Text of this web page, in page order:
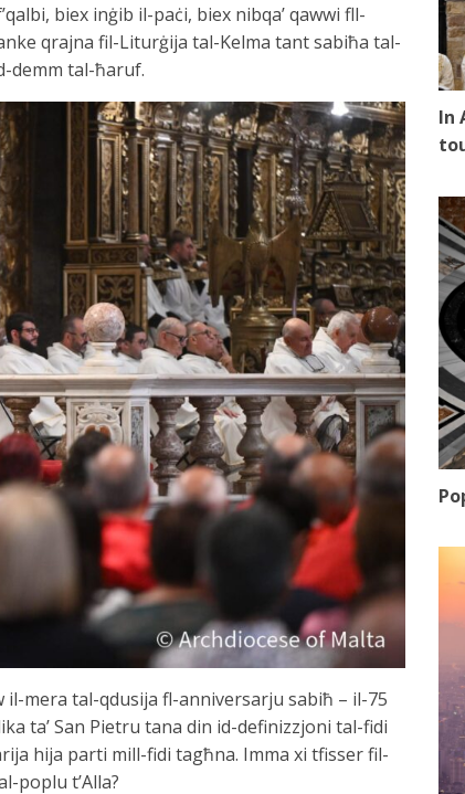
biex inġib il-paċi, biex nibqa’ qawwi fll-
qrajna fil-Liturġija tal-Kelma tant sabiħa tal-
demm tal-ħaruf.
mera tal-qdusija fl-anniversarju sabiħ – il-75
ta’ San Pietru tana din id-definizzjoni tal-fidi
hija parti mill-fidi tagħna. Imma xi tfisser fil-
poplu t’Alla?
In